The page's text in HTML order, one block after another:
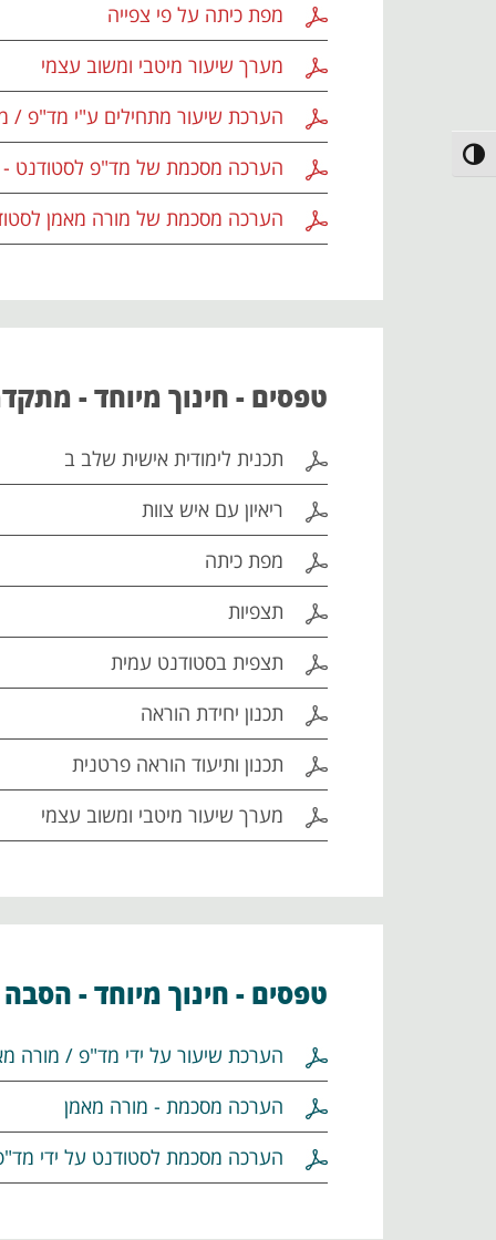
הפעל/כבה ניגודיות גבוהה
מפת כיתה על פי צפייה
מערך שיעור מיטבי ומשוב עצמי
הערכת שיעור מתחילים ע"י מד"פ /
הערכה מסכמת של מד"פ לסטודנט -
הערכה מסכמת של מורה מאמן
טפסים - חינוך מיוחד -
תכנית לימודית אישית שלב ב
ריאיון עם איש צוות
מפת כיתה
תצפיות
תצפית בסטודנט עמית
תכנון יחידת הוראה
תכנון ותיעוד הוראה פרטנית
מערך שיעור מיטבי ומשוב עצמי
טפסים - חינוך מיוחד - הסבה
הערכת שיעור על ידי מד"פ / מורה
הערכה מסכמת - מורה מאמן
הערכה מסכמת לסטודנט על ידי